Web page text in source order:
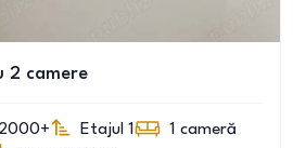
2 camere
2000+ Etajul 1 1 cameră